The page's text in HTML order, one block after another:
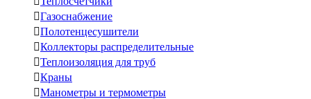
Газоснабжение
Полотенцесушители
Коллекторы распределительные
Теплоизоляция для труб
Краны
Манометры и термометры